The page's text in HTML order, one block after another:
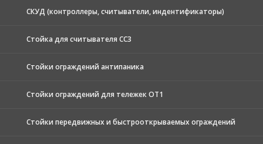
СКУД (контроллеры, считыватели, индентификаторы)
Стойка для считывателя СС3
Стойки ограждений антипаника
Стойки ограждений для тележек ОТ1
Стойки передвижных и быстрооткрываемых ограждений